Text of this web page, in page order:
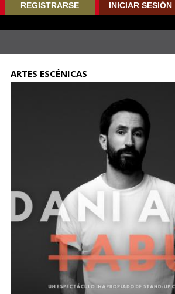
REGISTRARSE INICIAR SESIÓN
ARTES ESCÉNICAS